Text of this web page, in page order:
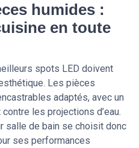
humides :
en toute
spots LED doivent
Les pièces
adaptés, avec un
les projections d’eau.
salle de bain se choisit donc
ses performances